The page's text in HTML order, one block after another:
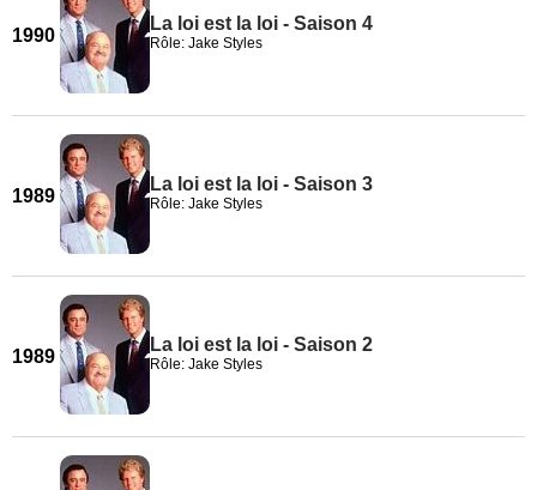
1990
La loi est la loi - Saison 4
Rôle: Jake Styles
1989
La loi est la loi - Saison 3
Rôle: Jake Styles
1989
La loi est la loi - Saison 2
Rôle: Jake Styles